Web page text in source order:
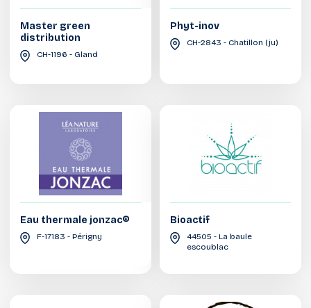
Master green
distribution
CH-1196 - Gland
Phyt-inov
CH-2843 - Chatillon (ju)
Eau thermale jonzac®
F-17183 - Périgny
Bioactif
44505 - La baule
escoublac